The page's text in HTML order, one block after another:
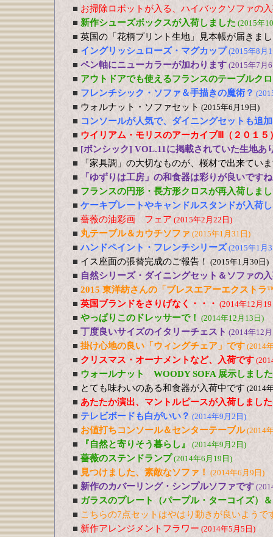
■ お掃除ロボットが入る、ハイバックソファの
■ 新作シューズボックスが入荷しました (2015年
■ 英国の「花柄プリント生地」見本帳が届きま
■ イングリッシュローズ・マグカップ (2015年8月
■ ペン軸にニューカラーが加わります (2015年7月
■ アウトドアでも使えるフランスのテーブルク
■ フレンチシック・ソファ＆手描きの魔術？
■ ウォルナット・ソファセット (2015年6月19日)
■ コンソールが人気で、ダイニングセットも追
■ ウイリアム・モリスのアーカイブⅢ（２０１５
■ [ボンシック] VOL.11に掲載されていた生地あ
■
「家具調」の大切なものが、桜材で出来てい
■
「ゆずりは工房」の和食器は彩りが良いです
■ フランスの円形・長方形クロスが再入荷しま
■ ケーキプレートやキャンドルスタンドが入荷
■ 薔薇の油彩画 フェア (2015年2月22日)
■ 丸テーブル＆カウチソファ (2015年1月31日)
■ ハンドペイント・フレンチシリーズ (2015年1月
■ イス座面の張替完成のご報告！ (2015年1月30日)
■ 自然シリーズ・ダイニングセット＆ソファの
■ 2015 東洋紡さんの「ブレスエアーエクスト
■ 英国ブランドをさりげなく・・・ (2014年12月
■ やっぱりこのドレッサーで！ (2014年12月13日)
■ 丁度良いサイズのイタリーチェスト (2014年12
■ 掛け心地の良い「ウィングチェア」です (2014
■ クリスマス・オーナメントなど、入荷です
■ ウォールナット WOODY SOFA 展示しました
■ とても味わいのある和食器が入荷中です (2014
■ あたたか演出、マントルピースが入荷しまし
■ テレビボードも白がいい？ (2014年9月2日)
■ お値打ちコンソール＆センターテーブル(2014
■ 『自然と寄りそう暮らし』 (2014年9月2日)
■ 薔薇のステンドランプ (2014年6月19日)
■ 見つけました、素敵なソファ！ (2014年6月9日)
■ 新作のカバーリング・シンプルソファです
■ ガラスのプレート（パープル・ターコイズ）
■ こちらの7点セットはやはり動きが良いようで
■ 新作アレンジメントフラワー (2014年5月5日)